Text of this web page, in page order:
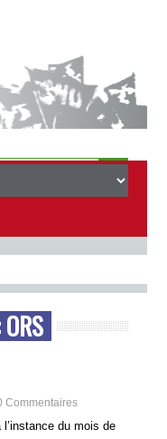
ORS
Commentaires
du mois de